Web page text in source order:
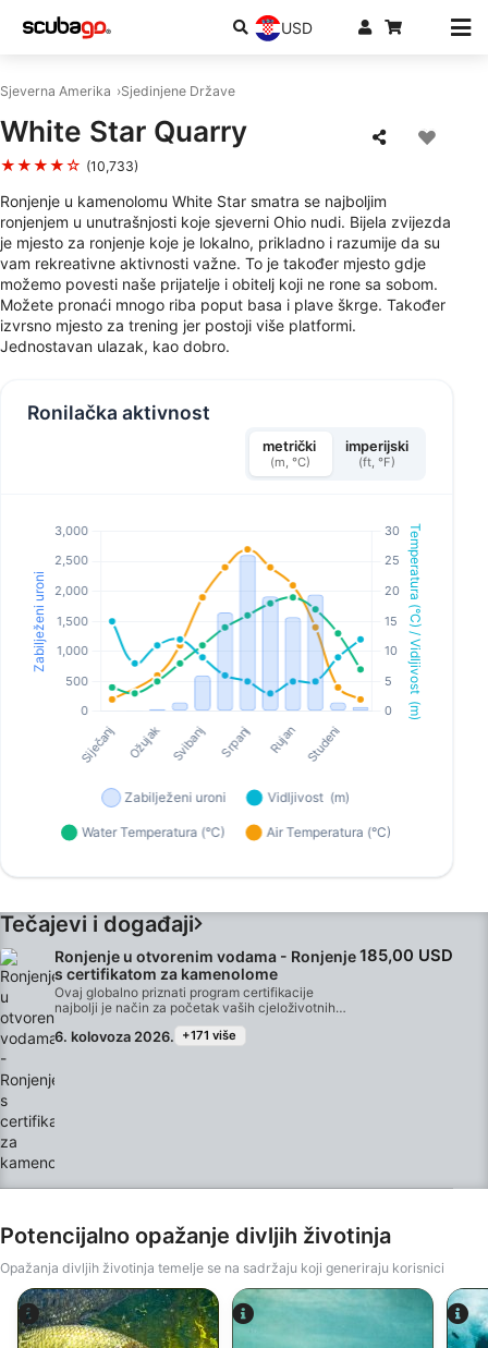
USD
Sjeverna Amerika Sjedinjene Države
White Star Quarry
★★★★☆ (10,733)
Ronjenje u kamenolomu White Star smatra se najboljim
ronjenjem u unutrašnjosti koje sjeverni Ohio nudi. Bijela zvijezda
je mjesto za ronjenje koje je lokalno, prikladno i razumije da su
vam rekreativne aktivnosti važne. To je također mjesto gdje
možemo povesti naše prijatelje i obitelj koji ne rone sa sobom.
Možete pronaći mnogo riba poput basa i plave škrge. Također
izvrsno mjesto za trening jer postoji više platformi.
Jednostavan ulazak, kao dobro.
Ronilačka aktivnost
metrički
(m, °C)
imperijski
(ft, °F)
Tečajevi i događaji
Ronjenje u otvorenim vodama - Ronjenje
s certifikatom za kamenolome
Ovaj globalno priznati program certifikacije
najbolji je način za početak vaših cjeloživotnih
avantura kao certificirani ronilac. Personalizirana
obuka kombinira se s vježbama u vodi kako biste
6. kolovoza 2026. +171 više
185,00 USD
Potencijalno opažanje divljih životinja
Opažanja divljih životinja temelje se na sadržaju koji generiraju korisnici